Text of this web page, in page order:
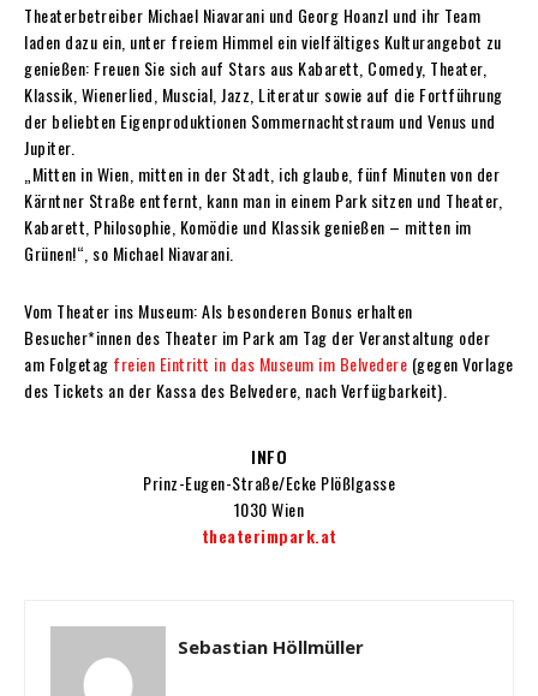
Theaterbetreiber Michael Niavarani und Georg Hoanzl und ihr Team
laden dazu ein, unter freiem Himmel ein vielfältiges Kulturangebot zu
genießen: Freuen Sie sich auf Stars aus Kabarett, Comedy, Theater,
Klassik, Wienerlied, Muscial, Jazz, Literatur sowie auf die Fortführung
der beliebten Eigenproduktionen Sommernachtstraum und Venus und
Jupiter.
„Mitten in Wien, mitten in der Stadt, ich glaube, fünf Minuten von der
Kärntner Straße entfernt, kann man in einem Park sitzen und Theater,
Kabarett, Philosophie, Komödie und Klassik genießen – mitten im
Grünen!“, so Michael Niavarani.
Vom Theater ins Museum: Als besonderen Bonus erhalten
Besucher*innen des Theater im Park am Tag der Veranstaltung oder
am Folgetag freien Eintritt in das Museum im Belvedere (gegen Vorlage
des Tickets an der Kassa des Belvedere, nach Verfügbarkeit).
INFO
Prinz-Eugen-Straße/Ecke Plößlgasse
1030 Wien
theaterimpark.at
Sebastian Höllmüller